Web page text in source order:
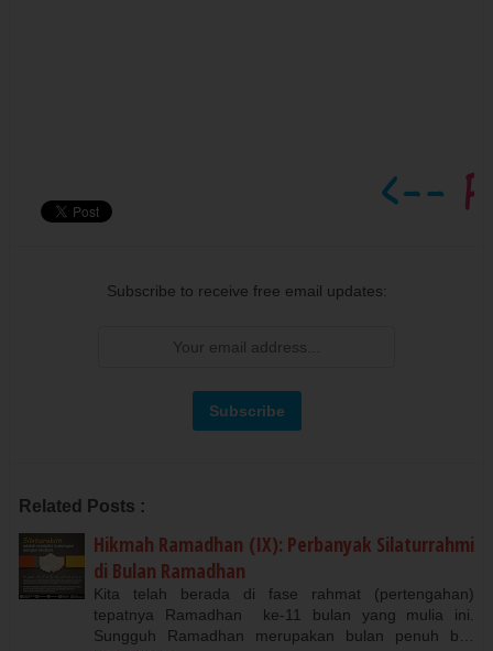
Subscribe to receive free email updates:
Related Posts :
Hikmah Ramadhan (IX): Perbanyak Silaturrahmi
di Bulan Ramadhan
Kita telah berada di fase rahmat (pertengahan)
tepatnya Ramadhan ke-11 bulan yang mulia ini.
Sungguh Ramadhan merupakan bulan penuh b…